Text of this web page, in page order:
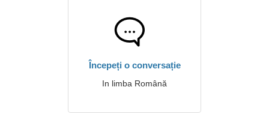
Începeți o conversație
In limba Română